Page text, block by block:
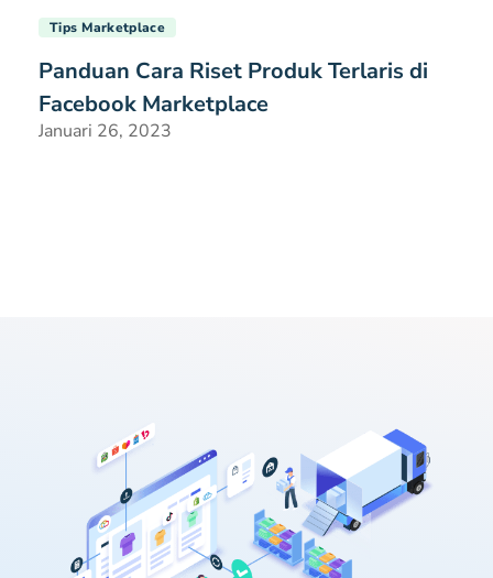
Tips Marketplace
Panduan Cara Riset Produk Terlaris di
Facebook Marketplace
Januari 26, 2023